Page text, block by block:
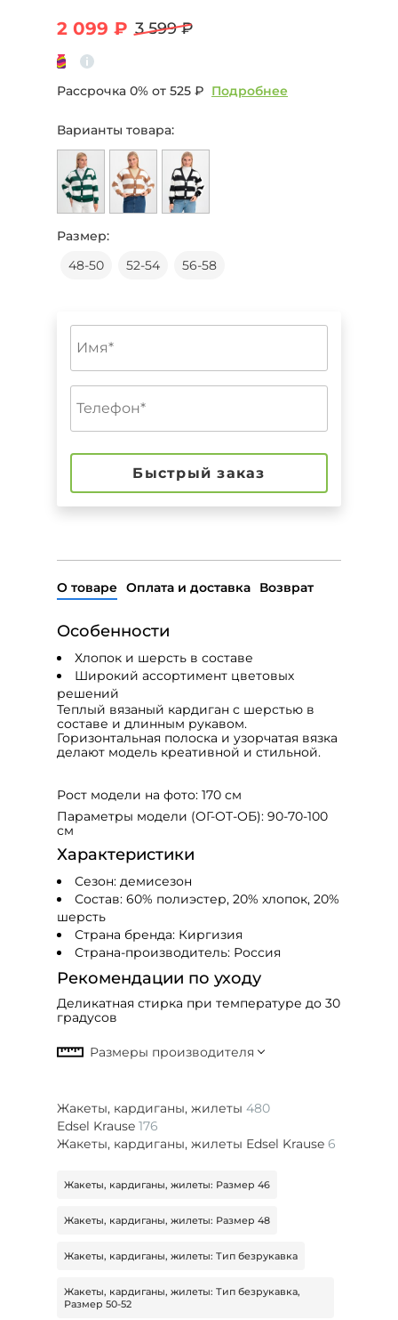
2 099 ₽ 3 599 ₽
Рассрочка 0% от 525 ₽ Подробнее
Варианты товара:
Размер:
48-50
52-54 56-58
Быстрый заказ
О товаре Оплата и доставка Возврат
Особенности
Хлопок и шерсть в составе
Широкий ассортимент цветовых
решений
Теплый вязаный кардиган с шерстью в
составе и длинным рукавом.
Горизонтальная полоска и узорчатая вязка
делают модель креативной и стильной.
Рост модели на фото: 170 см
Параметры модели (ОГ-ОТ-ОБ): 90-70-100
см
Характеристики
Сезон: демисезон
Состав: 60% полиэстер, 20% хлопок, 20%
шерсть
Страна бренда: Киргизия
Страна-производитель: Россия
Рекомендации по уходу
Деликатная стирка при температуре до 30
градусов
Жакеты, кардиганы, жилеты 480
Edsel Krause 176
Жакеты, кардиганы, жилеты Edsel Krause 6
Жакеты, кардиганы, жилеты: Размер 46
Жакеты, кардиганы, жилеты: Размер 48
Жакеты, кардиганы, жилеты: Тип безрукавка
Жакеты, кардиганы, жилеты: Тип безрукавка,
Размер 50-52